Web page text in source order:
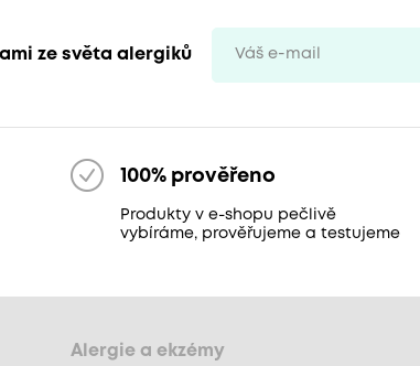
ze světa alergiků
100% prověřeno
Produkty v e-shopu pečlivě
vybíráme, prověřujeme a testujeme
Alergie a ekzémy